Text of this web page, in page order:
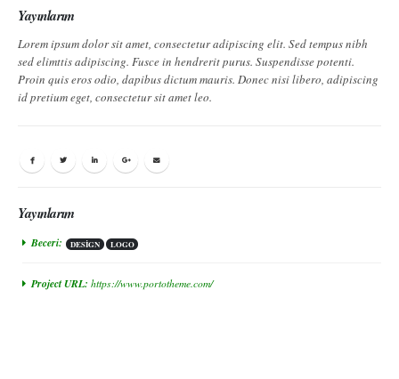
Yayınlarım
Lorem ipsum dolor sit amet, consectetur adipiscing elit. Sed tempus nibh
sed elimttis adipiscing. Fusce in hendrerit purus. Suspendisse potenti.
Proin quis eros odio, dapibus dictum mauris. Donec nisi libero, adipiscing
id pretium eget, consectetur sit amet leo.
Yayınlarım
Beceri: DESIGN LOGO
Project URL: https://www.portotheme.com/